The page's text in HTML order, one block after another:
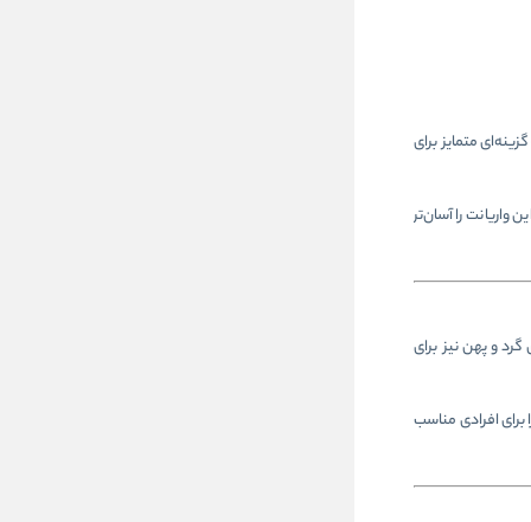
متمایز برای
را آسان‌تر
و پهن نیز برای
افرادی مناسب